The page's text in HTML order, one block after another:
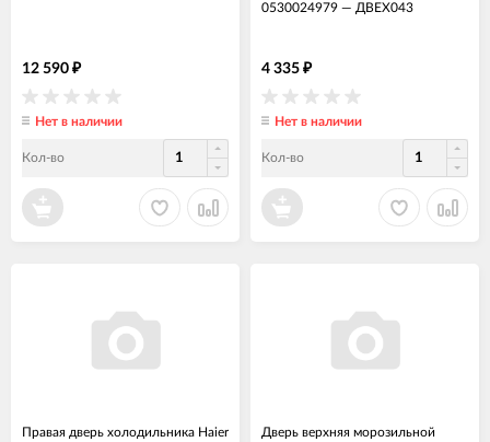
12 590 ₽
Нет в наличии
Кол-во
0530024979 — ДВЕХ043
4 335 ₽
Нет в наличии
Кол-во
Правая дверь холодильника Haier
Дверь верхняя морозильной